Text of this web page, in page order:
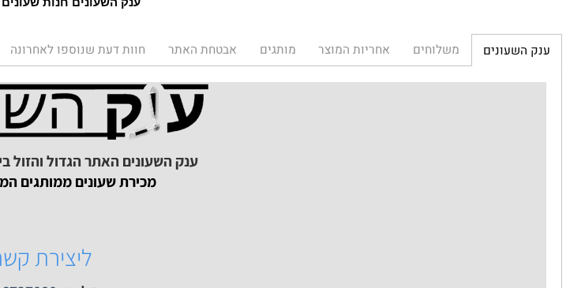
ענק השעונים, כל עולם השעונים
אבטחת האתר חוות דעת שנוספו לאחרונה
מכירת שעונים ממותגים